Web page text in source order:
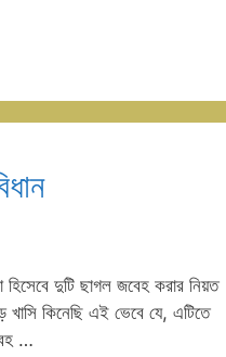
দুটি ছাগল জবেহ করার নিয়ত
কিনেছি এই ভেবে যে, এটিতে
…